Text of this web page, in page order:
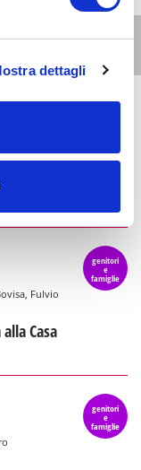
dettagli
età
e
Fulvio
Casa
genitori
e
famiglie
genitori
e
famiglie